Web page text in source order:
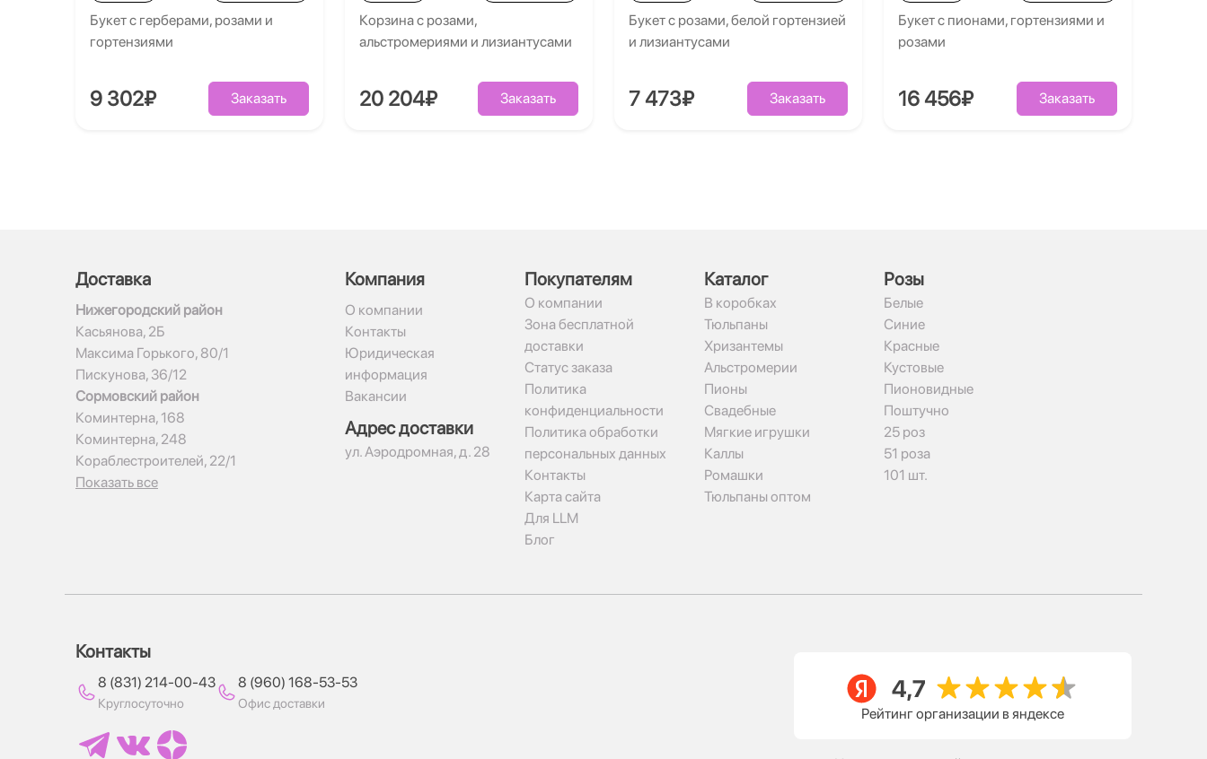
Букет с герберами, розами и
гортензиями
9 302₽ Заказать
Корзина с розами,
альстромериями и лизиантусами
20 204₽ Заказать
Букет с розами, белой гортензией
и лизиантусами
7 473₽ Заказать
Букет с пионами, гортензиями и
розами
16 456₽ Заказать
Доставка
Нижегородский район
Касьянова, 2Б
Максима Горького, 80/1
Пискунова, 36/12
Сормовский район
Коминтерна, 168
Коминтерна, 248
Кораблестроителей, 22/1
Показать все
Компания
О компании
Контакты
Юридическая
информация
Вакансии
Адрес доставки
ул. Аэродромная, д. 28
Покупателям
О компании
Зона бесплатной
доставки
Статус заказа
Политика
конфиденциальности
Политика обработки
персональных данных
Контакты
Карта сайта
Для LLM
Блог
Каталог
В коробках
Тюльпаны
Хризантемы
Альстромерии
Пионы
Свадебные
Мягкие игрушки
Каллы
Ромашки
Тюльпаны оптом
Рoзы
Белые
Синие
Красные
Кустовые
Пионовидные
Поштучно
25 роз
51 роза
101 шт.
Контакты
8 (831) 214-00-43
Круглосуточно
8 (960) 168-53-53
Офис доставки
Рейтинг организации в яндексе